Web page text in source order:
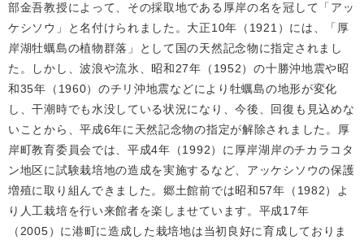
部金吾教授によって、その採取地である厚岸の名を冠して「アッ
ケシソウ」と名付けられました。大正10年（1921）には、「厚
岸湖牡蠣島の植物群落」として国の天然記念物に指定されまし
た。しかし、波浪や流氷、昭和27年（1952）の十勝沖地震や昭
和35年（1960）のチリ沖地震などにより牡蠣島の地形が変化
し、干潮時でも水没している状況になり、今後、回復も見込めな
いことから、平成6年に天然記念物の指定が解除されました。厚
岸町教育委員会では、平成4年（1992）に厚岸湖岸のチカラコタ
ン地区に試験栽培地の造成を実施するなど、アッケシソウの保護
増殖に取り組んできました。郷土館前では昭和57年（1982）よ
り人工栽培を行い来館者を楽しませています。平成17年
（2005）に港町に造成した栽培地は当初良好に育成しておりま